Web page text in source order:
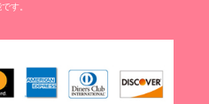
す。